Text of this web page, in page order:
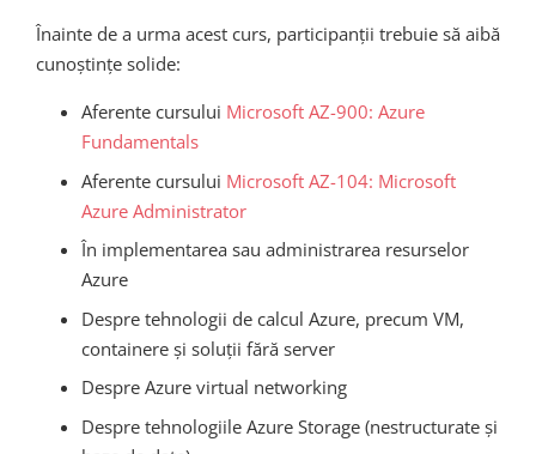
Înainte de a urma acest curs, participanții trebuie să aibă
cunoștințe solide:
Aferente cursului Microsoft AZ-900: Azure
Fundamentals
Aferente cursului Microsoft AZ-104: Microsoft
Azure Administrator
În implementarea sau administrarea resurselor
Azure
Despre tehnologii de calcul Azure, precum VM,
containere și soluții fără server
Despre Azure virtual networking
Despre tehnologiile Azure Storage (nestructurate și